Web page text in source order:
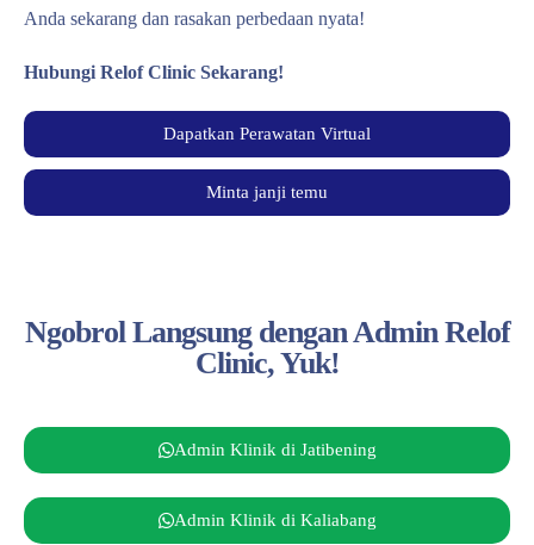
Anda sekarang dan rasakan perbedaan nyata!
Hubungi Relof Clinic Sekarang!
Dapatkan Perawatan Virtual
Minta janji temu
Ngobrol Langsung dengan Admin Relof
Clinic, Yuk!
Admin Klinik di Jatibening
Admin Klinik di Kaliabang